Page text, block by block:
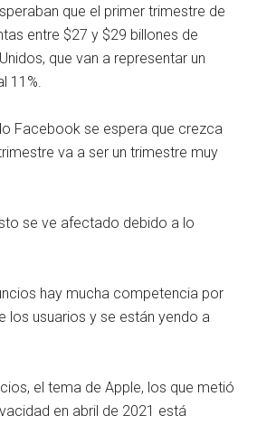
que el primer trimestre de
entre $27 y $29 billones de
que van a representar un
11%.
Facebook se espera que crezca
va a ser un trimestre muy
se ve afectado debido a lo
hay mucha competencia por
los usuarios y se están yendo a
el tema de Apple, los que metió
en abril de 2021 está